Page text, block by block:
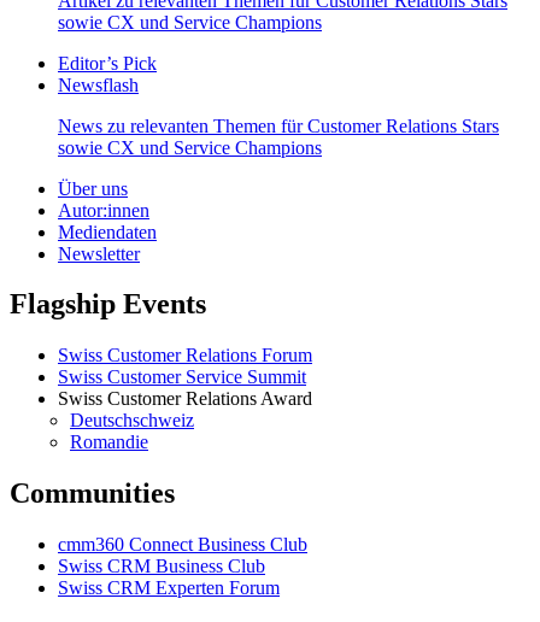
sowie CX und Service Champions
Editor’s Pick
Newsflash
News zu relevanten Themen für Customer Relations Stars
sowie CX und Service Champions
Über uns
Autor:innen
Mediendaten
Newsletter
Flagship Events
Swiss Customer Relations Forum
Swiss Customer Service Summit
Swiss Customer Relations Award
Deutschschweiz
Romandie
Communities
cmm360 Connect Business Club
Swiss CRM Business Club
Swiss CRM Experten Forum